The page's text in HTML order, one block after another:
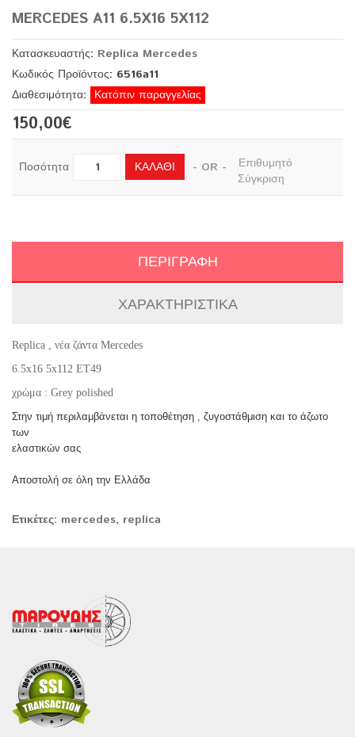
MERCEDES A11 6.5X16 5X112
Κατασκευαστής: Replica Mercedes
Κωδικός Προϊόντος: 6516a11
Διαθεσιμότητα: Κατόπιν παραγγελίας
150,00€
Ποσότητα ΚΑΛΆΘΙ - OR -
Επιθυμητό
Σύγκριση
ΠΕΡΙΓΡΑΦΉ
ΧΑΡΑΚΤΗΡΙΣΤΙΚΆ
Replica , νέα ζάντα Mercedes
6.5x16 5x112 ET49
χρώμα : Grey polished
Στην τιμή περιλαμβάνεται η τοποθέτηση , ζυγοστάθμιση και το άζωτο
των
ελαστικών σας
Αποστολή σε όλη την Ελλάδα
Ετικέτες: mercedes, replica